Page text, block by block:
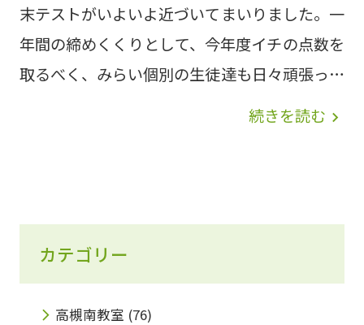
末テストがいよいよ近づいてまいりました。一
年間の締めくくりとして、今年度イチの点数を
取るべく、みらい個別の生徒達も日々頑張って
て頂くため、この三日間のテスト対策に招待い
たします????対象は南中学校・平田中学校の
１・２年生です！ すでにお友達がみらい個別
に通っている場合は、そのお友達に下記用紙を
続きを読む navigate_next
カテゴリー
高槻南教室 (76)